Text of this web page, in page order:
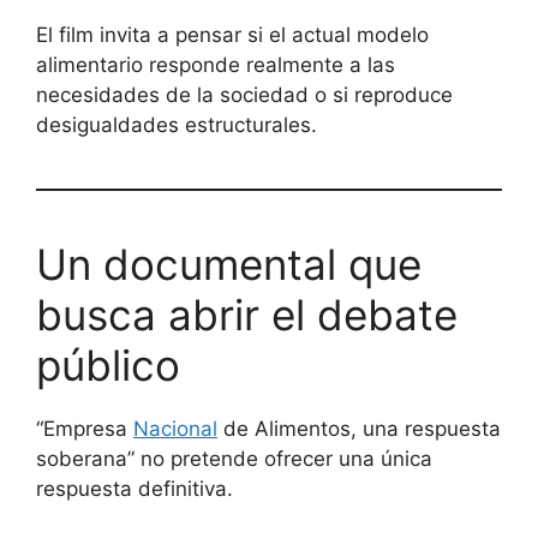
El film invita a pensar si el actual modelo
alimentario responde realmente a las
necesidades de la sociedad o si reproduce
desigualdades estructurales.
Un documental que
busca abrir el debate
público
“Empresa Nacional de Alimentos, una respuesta
soberana” no pretende ofrecer una única
respuesta definitiva.